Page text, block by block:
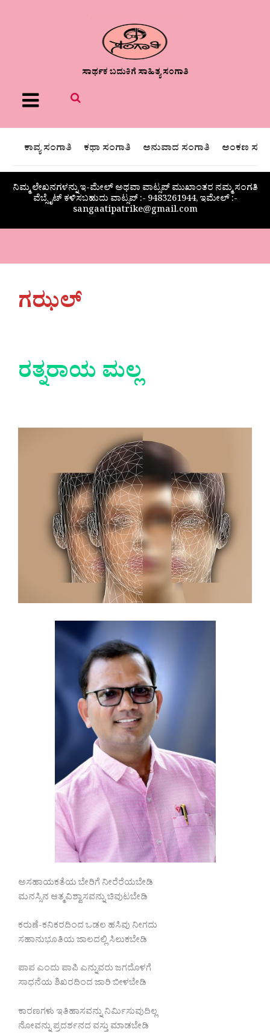
ಸಾರ್ಥಕ ಬದುಕಿಗೆ ಸಾಹಿತ್ಯ ಸಂಗಾತಿ
Menu
ಕಾವ್ಯ ಸಂಗಾತಿ ಕಥಾ ಸಂಗಾತಿ ಅನುವಾದ ಸಂಗಾತಿ ಅಂಕಣ
ನಿಮ್ಮ ಲೇಖನಗಳನ್ನು ಇ-ಮೇಲ್ ಅಥವಾ ವಾಟ್ಸಪ್ ಮುಖಾಂತರ ನಮ್ಮ ಸಂಗತಿ
ವೆಬ್ಸೈಟ್ ಕಳಿಸಬಹುದು ವಾಟ್ಸಪ್‌ :- 9483261944, ಇಮೇಲ್ :-
sangaatipatrike@gmail.com
ಗಝಲ್
ರತ್ನರಾಯ ಮಲ್ಲ
ಅಸಹಾಯಕತೆಯ ಬೇರಿಗೆ ನೀರೆರೆಯಬೇಡಿ
ಮನಸ್ಸಿನ ಆತ್ಮವಿಶ್ವಾಸವನ್ನು ಚಿವುಟಬೇಡಿ
ಕರುಣೆ-ಕನಿಕರದಿಂದ ಒಡಲ ಹಸಿವು ನೀಗದು
ಸಹಾನುಭೂತಿಯ ಜಾಲದಲ್ಲಿ ಸಿಲುಕಬೇಡಿ
ಪಾಪ ಎಂದು ಪಾಪಿ ಎನ್ನುವರು ಜಗದೊಳಗೆ
ಸಾಧನೆಯ ಶಿಖರದಿಂದ ಜಾರಿ ಬೀಳಬೇಡಿ
ಕಾರಣಗಳು ಇತಿಹಾಸವನ್ನು ನಿರ್ಮಿಸುವುದಿಲ್ಲ
ನೋವನ್ನು ಪ್ರದರ್ಶನದ ವಸ್ತು ಮಾಡಬೇಡಿ